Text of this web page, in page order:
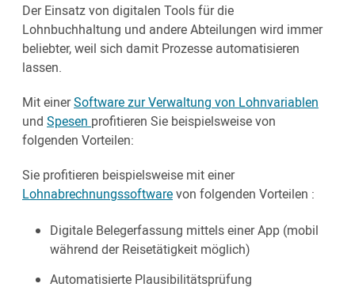
Der Einsatz von digitalen Tools für die
Lohnbuchhaltung und andere Abteilungen wird immer
beliebter, weil sich damit Prozesse automatisieren
lassen.
Mit einerSoftware zur Verwaltung von Lohnvariablen
und Spesen profitieren Sie beispielsweise von
folgenden Vorteilen:
Sie profitieren beispielsweise mit einer
Lohnabrechnungssoftwarevon folgenden Vorteilen :
Digitale Belegerfassung mittels einer App (mobil
während der Reisetätigkeit möglich)
Automatisierte Plausibilitätsprüfung